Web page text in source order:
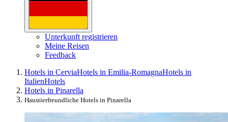
Unterkunft registrieren
Meine Reisen
Feedback
Hotels in CerviaHotels in Emilia-RomagnaHotels in
ItalienHotels
Hotels in Pinarella
Haustierfreundliche Hotels in Pinarella